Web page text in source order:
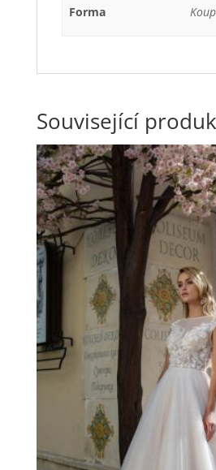
Forma
Související